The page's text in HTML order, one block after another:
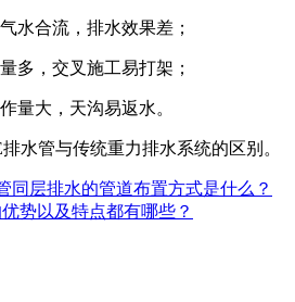
水合流，排水效果差；
多，交叉施工易打架；
量大，天沟易返水。
水管与传统重力排水系统的区别。
同层排水的管道布置方式是什么？
势以及特点都有哪些？